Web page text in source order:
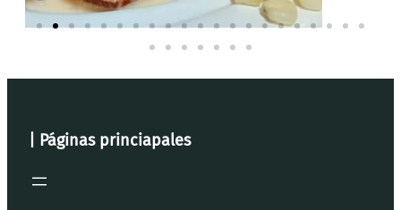
| Páginas princiapales